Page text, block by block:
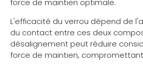
force de maintien optimale.
L'efficacité du verrou dépend de
du contact entre ces deux
désalignement peut réduire
force de maintien,